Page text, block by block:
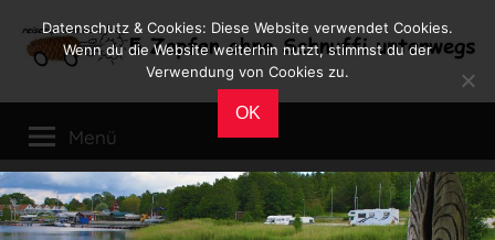
Inhalt
Reiseblog
Leben
im
Wohnmobil
Menü
Datenschutz & Cookies: Diese Website verwendet Cookies.
Wenn du die Website weiterhin nutzt, stimmst du der
Verwendung von Cookies zu.
OK